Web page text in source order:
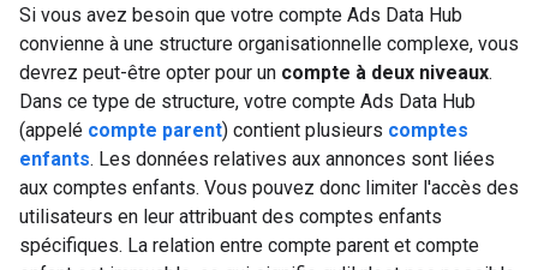
Si vous avez besoin que votre compte Ads Data Hub
convienne à une structure organisationnelle complexe, vous
devrez peut-être opter pour un compte à deux niveaux.
Dans ce type de structure, votre compte Ads Data Hub
(appelé compte parent) contient plusieurs comptes
enfants. Les données relatives aux annonces sont liées
aux comptes enfants. Vous pouvez donc limiter l'accès des
utilisateurs en leur attribuant des comptes enfants
spécifiques. La relation entre compte parent et compte